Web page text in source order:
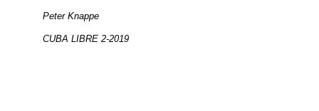
Peter Knappe
CUBA LIBRE 2-2019